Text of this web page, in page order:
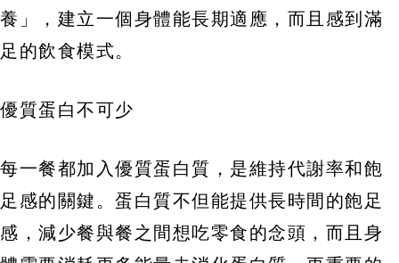
養」，建立一個身體能長期適應，而且感到滿
足的飲食模式。
優質蛋白不可少
每一餐都加入優質蛋白質，是維持代謝率和飽
足感的關鍵。蛋白質不但能提供長時間的飽足
感，減少餐與餐之間想吃零食的念頭，而且身